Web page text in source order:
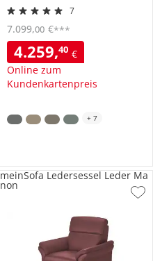
7
4.259,40 €
Online zum
Kundenkartenpreis
7.099,00 €***
+ 7
meinSofa Ledersessel Leder Ma
non